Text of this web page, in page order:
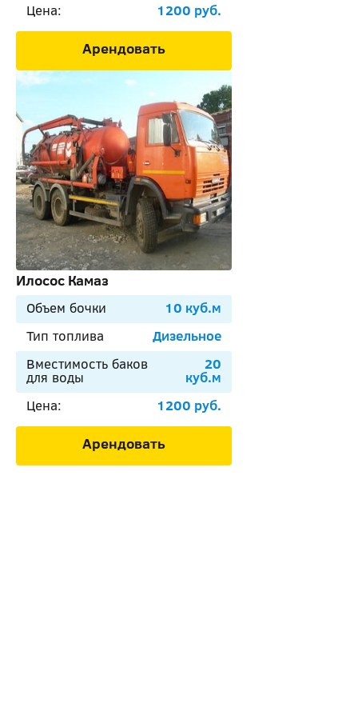
Цена:
1200 руб.
Арендовать
Илосос Камаз
Объем бочки
10 куб.м
Тип топлива
Дизельное
Вместимость баков
для воды
20
куб.м
Цена:
1200 руб.
Арендовать